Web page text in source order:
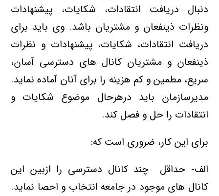
دنبال دريافت انتقادات، شکایات، پیشنهادات
ونظرات ذینفعان و مشتریان باشد. وی باید برای
دريافت انتقادات، شکایات، پیشنهادات و نظرات
ذینفعان و مشتریان کانال های دسترسی آسان،
سریع، مطمین و كم هزينه را برای آنان آماده نمايد.
مدیرسازمان بايد درهرحال موضوع شكايات و
انتقادات را حل و فصل کند.
برای این کار، ضروری است که:
الف- حداقل چند کانال دسترسی را ازبین این
کانال های موجود در جامعه انتخاب و احصا نماید.